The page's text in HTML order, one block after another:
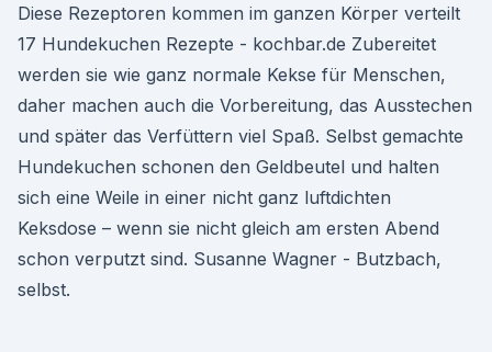
Diese Rezeptoren kommen im ganzen Körper verteilt
17 Hundekuchen Rezepte - kochbar.de Zubereitet
werden sie wie ganz normale Kekse für Menschen,
daher machen auch die Vorbereitung, das Ausstechen
und später das Verfüttern viel Spaß. Selbst gemachte
Hundekuchen schonen den Geldbeutel und halten
sich eine Weile in einer nicht ganz luftdichten
Keksdose – wenn sie nicht gleich am ersten Abend
schon verputzt sind. Susanne Wagner - Butzbach,
selbst.